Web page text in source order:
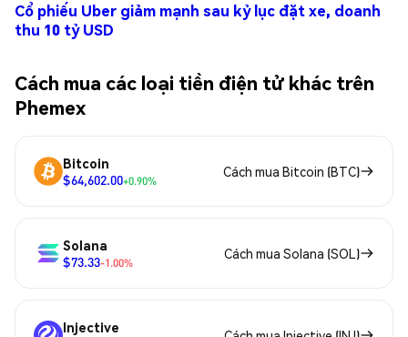
Cổ phiếu Uber giảm mạnh sau kỷ lục đặt xe, doanh
thu 10 tỷ USD
Cách mua các loại tiền điện tử khác trên
Phemex
Bitcoin
$64,602.00+0.90%
Cách mua Bitcoin (BTC)
Solana
$73.33-1.00%
Cách mua Solana (SOL)
Injective